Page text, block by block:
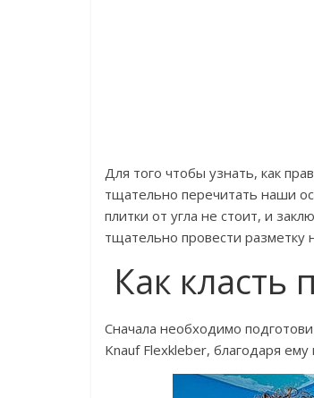
Для того чтобы узнать, как
тщательно перечитать наши
плитки от угла не стоит, и
тщательно провести разметку
Как класть
Сначала необходимо
Knauf Flexkleber, благодаря ему